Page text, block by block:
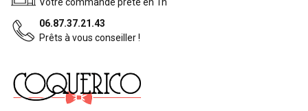
06.87.37.21.43
Prêts à vous conseiller !